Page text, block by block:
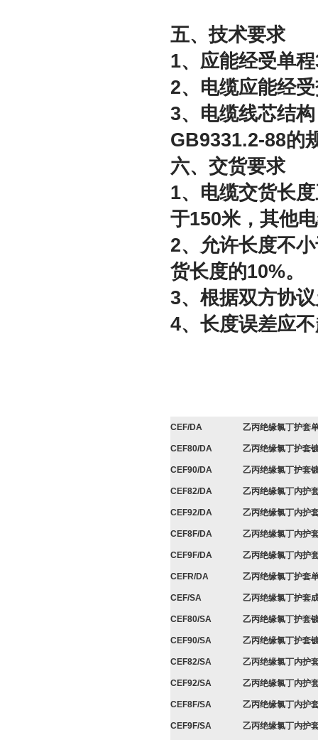
五、技术要求
1、应能经受单
2、电缆应能经
3、电缆线芯结
GB9331.2-88的
六、交货要求
1、电缆交货长
于150米，其他
2、允许长度不
货长度的10%。
3、根据双方协
4、长度误差应
CEF/DA 乙丙绝缘氯丁护套
CEF80/DA 乙丙绝缘氯丁护套
CEF90/DA 乙丙绝缘氯丁护套
CEF82/DA 乙丙绝缘氯丁内护
CEF92/DA 乙丙绝缘氯丁内护
CEF8F/DA 乙丙绝缘氯丁内护
CEF9F/DA 乙丙绝缘氯丁内护
CEFR/DA 乙丙绝缘氯丁护套
CEF/SA 乙丙绝缘氯丁护套
CEF80/SA 乙丙绝缘氯丁护套
CEF90/SA 乙丙绝缘氯丁护套
CEF82/SA 乙丙绝缘氯丁内护
CEF92/SA 乙丙绝缘氯丁内护
CEF8F/SA 乙丙绝缘氯丁内护
CEF9F/SA 乙丙绝缘氯丁内护